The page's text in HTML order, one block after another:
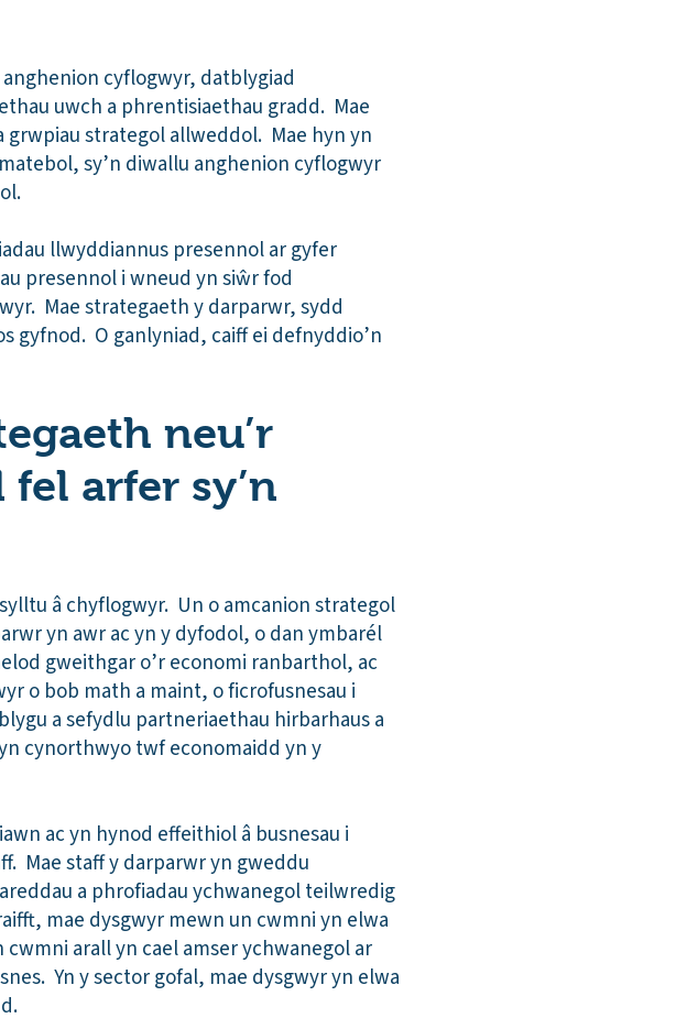
cyflogwyr, datblygiad
uwch a phrentisiaethau gradd. Mae
strategol allweddol. Mae hyn yn
sy’n diwallu anghenion cyflogwyr
llwyddiannus presennol ar gyfer
presennol i wneud yn siŵr fod
Mae strategaeth y darparwr, sydd
gyfnod. O ganlyniad, caiff ei defnyddio’n
neu’r
arfer sy’n
â chyflogwyr. Un o amcanion strategol
yn awr ac yn y dyfodol, o dan ymbarél
gweithgar o’r economi ranbarthol, ac
o bob math a maint, o ficrofusnesau i
a sefydlu partneriaethau hirbarhaus a
cynorthwyo twf economaidd yn y
ac yn hynod effeithiol â busnesau i
Mae staff y darparwr yn gweddu
a phrofiadau ychwanegol teilwredig
mae dysgwyr mewn un cwmni yn elwa
arall yn cael amser ychwanegol ar
Yn y sector gofal, mae dysgwyr yn elwa